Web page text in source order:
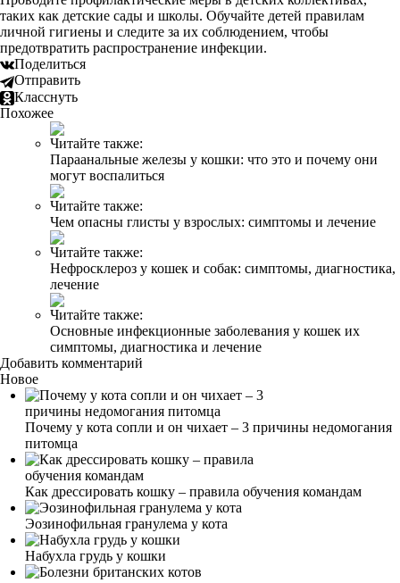
таких как детские сады и школы. Обучайте детей правилам
личной гигиены и следите за их соблюдением, чтобы
предотвратить распространение инфекции.
Поделиться
Отправить
Класснуть
Похожее
Читайте также:
Параанальные железы у кошки: что это и почему они
могут воспалиться
Читайте также:
Чем опасны глисты у взрослых: симптомы и лечение
Читайте также:
Нефросклероз у кошек и собак: симптомы, диагностика,
лечение
Читайте также:
Основные инфекционные заболевания у кошек их
симптомы, диагностика и лечение
Добавить комментарий
Новое
Почему у кота сопли и он чихает – 3 причины недомогания
питомца
Как дрессировать кошку – правила обучения командам
Эозинофильная гранулема у кота
Набухла грудь у кошки